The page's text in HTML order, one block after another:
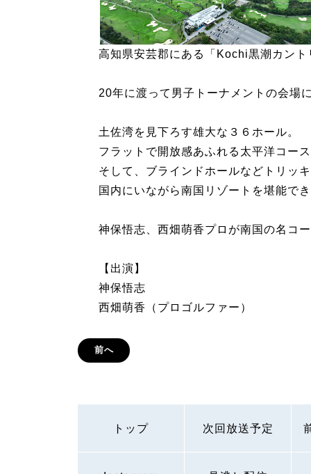
高知県安芸郡にある「Kochi黒潮カント
20年に渡って男子トーナメントの会場
土佐湾を見下ろす雄大な３６ホール。
フラットで開放感あふれる太平洋コース
そして、ブラインドホールなどトリッ
国内にいながら南国リゾートを堪能で
神保悟志、西畑萌香プロが南国の名コー
【出演】
神保悟志
西畑萌香（プロゴルファー）
前へ
トップ 次回放送予定